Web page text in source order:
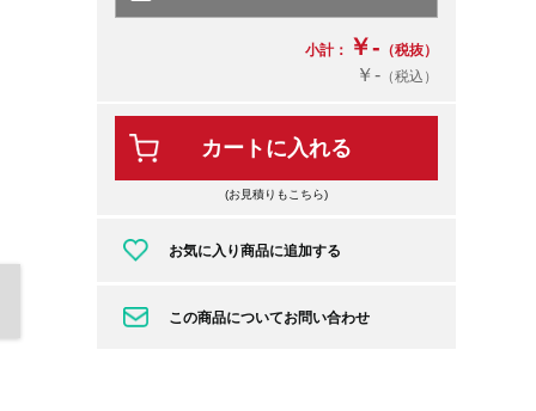
小計： ￥- （税抜）
￥-（税込）
カートに入れる
(お見積りもこちら)
お気に入り商品に追加する
この商品についてお問い合わせ